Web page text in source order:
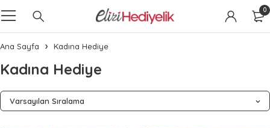
0
Ana Sayfa Kadına Hediye
Kadına Hediye
Varsayılan Sıralama